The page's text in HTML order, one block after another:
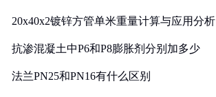
20x40x2镀锌方管单米重量计算与应用分析
抗渗混凝土中P6和P8膨胀剂分别加多少
法兰PN25和PN16有什么区别